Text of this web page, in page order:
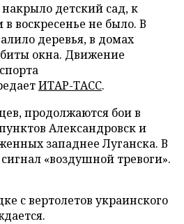
детский сад, к
воскресенье не было. В
деревья, в домах
окна. Движение
ИТАР-ТАСС.
продолжаются бои в
Александровск и
западнее Луганска. В
«воздушной тревоги».
с вертолетов украинского